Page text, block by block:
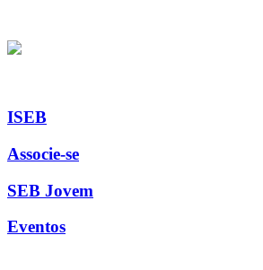
ISEB
Associe-se
SEB Jovem
Eventos